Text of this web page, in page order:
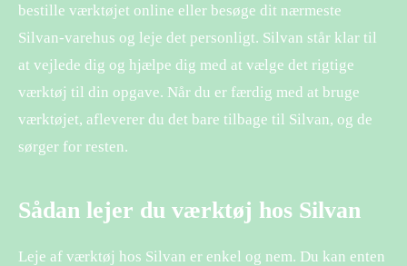
bestille værktøjet online eller besøge dit nærmeste
Silvan-varehus og leje det personligt. Silvan står klar til
at vejlede dig og hjælpe dig med at vælge det rigtige
værktøj til din opgave. Når du er færdig med at bruge
værktøjet, afleverer du det bare tilbage til Silvan, og de
sørger for resten.
Sådan lejer du værktøj hos Silvan
Leje af værktøj hos Silvan er enkel og nem. Du kan enten